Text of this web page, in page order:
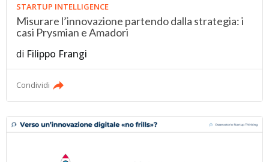
STARTUP INTELLIGENCE
Misurare l’innovazione partendo dalla strategia: i
casi Prysmian e Amadori
di Filippo Frangi
Condividi